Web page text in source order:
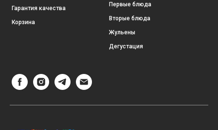
Гарантия качества
Корзина
Первые блюда
Вторые блюда
Жульены
Дегустация